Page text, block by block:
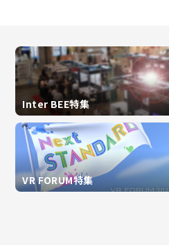
Inter BEE特集
VR FORUM特集